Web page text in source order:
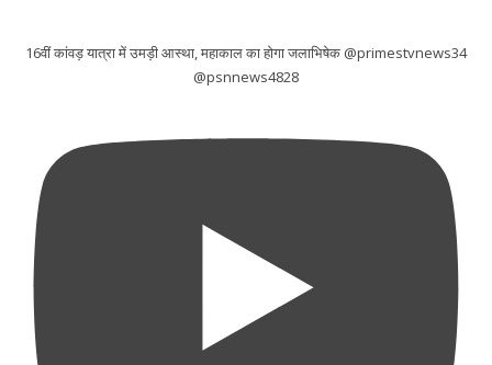
16वीं कांवड़ यात्रा में उमड़ी आस्था, महाकाल का होगा जलाभिषेक @primestvnews34
@psnnews4828